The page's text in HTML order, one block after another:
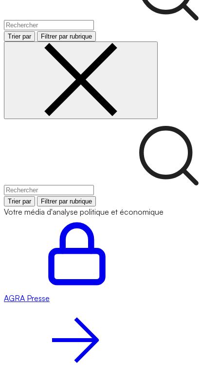
Trier par Filtrer par rubrique
Trier par Filtrer par rubrique
Votre média d'analyse politique et économique
AGRA Presse